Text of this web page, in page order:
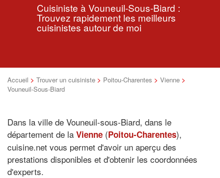
Cuisiniste à Vouneuil-Sous-Biard :
Trouvez rapidement les meilleurs
cuisinistes autour de moi
Accueil > Trouver un cuisiniste > Poitou-Charentes > Vienne >
Vouneuil-Sous-Biard
Dans la ville de Vouneuil-sous-Biard, dans le
département de la Vienne (Poitou-Charentes),
cuisine.net vous permet d'avoir un aperçu des
prestations disponibles et d'obtenir les coordonnées
d'experts.